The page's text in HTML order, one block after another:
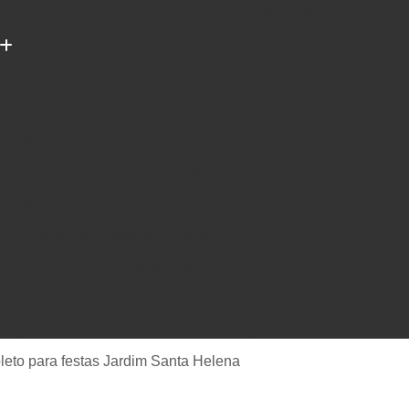
Música em Estúdio
Gravação em Estúdio
para festas Jardim Santa Helena